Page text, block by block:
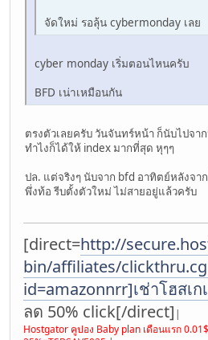
จัดใหม่ รอลุ้น cybermonday เลย
cyber monday เริ่มตอนไหนครับ
BFD เน่าเหมือนกัน
ตรงตัวเลยครับ วันจันทร์หน้า ก็นับไปจา
ทำไงก็ได้ให้ index มากที่สุด หุๆๆ
ปล. แต่จริงๆ นับจาก bfd อาทิตย์หลังจา
พึ่งท้อ รีบตั้งตัวใหม่ ไม่สายอยู่แล้วครับ
[direct=http://
bin/affiliates/
id=amazonnrr]เช่าโฮสเก
ลด 50% click[/direct] |
Hostgator คูปอง Baby plan เดือนแรก